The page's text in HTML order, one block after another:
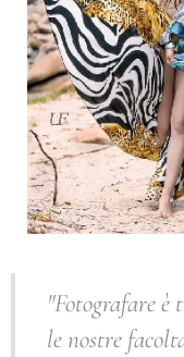
"Fotografare
le nostre